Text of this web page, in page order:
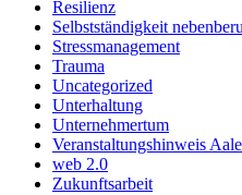
Resilienz
Selbstständigkeit
Stressmanagement
Trauma
Uncategorized
Unterhaltung
Unternehmertum
Veranstaltungshinweis
web 2.0
Zukunftsarbeit